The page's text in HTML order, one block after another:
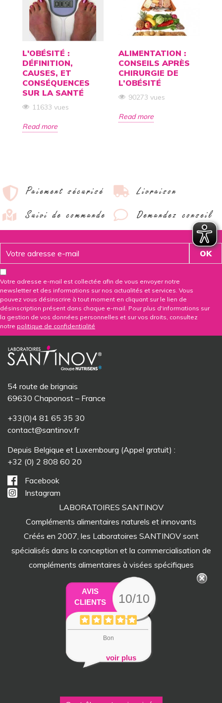
L'OBÉSITÉ :
DÉFINITION,
CAUSES, ET
CONSÉQUENCES
SUR LA SANTÉ
11633 vues
Read more
ALIMENTATION :
CONSEILS APRÈS
CHIRURGIE DE
L’OBÉSITÉ
90273 vues
Read more
Paiement sécurisé
Livraison
Suivi de commande
Demandez conseil
Votre adresse e-mail est collectée afin de vous envoyer notre
newsletter et des informations sur nos actualités et services. Vous
pouvez vous désinscrire à tout moment en cliquant sur le lien de
désinscription présent dans chaque e-mail. Pour plus d'informations sur
la gestion de vos données personnelles et sur vos droits, consultez
notre politique de confidentialité
54 route de brignais
69630 Chaponost – France
+33(0)4 81 65 35 30
contact@santinov.fr
Depuis Belgique et Luxembourg (Appel gratuit) :
+32 (0) 2 808 60 20
Facebook
Instagram
LABORATOIRES SANTINOV
Compléments alimentaires naturels et innovants
Créés en 2007, les Laboratoires SANTINOV sont
spécialisés dans la conception et la commercialisation de
compléments alimentaires à visées spécifiques
AVIS
CLIENTS
10/10
Bon
voir plus